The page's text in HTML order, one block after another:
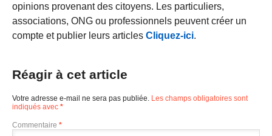
opinions provenant des citoyens. Les particuliers,
associations, ONG ou professionnels peuvent créer un
compte et publier leurs articles Cliquez-ici.
Réagir à cet article
Votre adresse e-mail ne sera pas publiée. Les champs obligatoires sont
indiqués avec *
Commentaire *